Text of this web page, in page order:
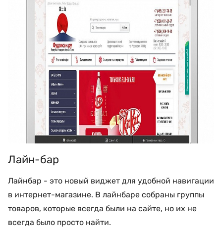
Лайн-бар
Лайнбар - это новый виджет для удобной навигации
в интернет-магазине. В лайнбаре собраны группы
товаров, которые всегда были на сайте, но их не
всегда было просто найти.